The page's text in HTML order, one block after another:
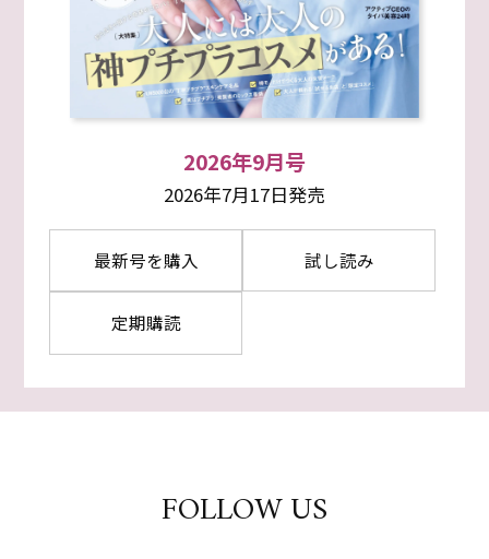
2026年9月号
2026年7月17日発売
最新号を購入 試し読み
定期購読
FOLLOW US